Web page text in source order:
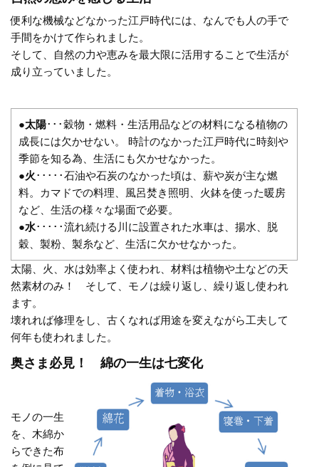
便利な機械などなかった江戸時代には、なんでも人の手で
手間をかけて作られました。
そして、自然の力や恵みを最大限に活用することで生活が
成り立っていました。
●太陽･･･穀物・燃料・生活用品などの材料になる植物の
成長には欠かせない。 時計のなかった江戸時代に時刻や
季節を知る為、生活にも欠かせなかった。
●火･････石油や石炭のなかった頃は、薪や炭が主な燃
料。カマドでの料理、風呂焚き照明、火鉢を使った暖房
など、生活の様々な場面で必要。
●水･････流れ続ける川に設置された水車は、揚水、脱
穀、製粉、製糸など、生活に欠かせなかった。
太陽、火、水は効率よく使われ、材料は植物や土などの天
然素材のみ！ そして、モノは繰り返し、繰り返し使われ
ます。
壊れれば修理をし、古くなれば用途を変えながら工夫して
何年も使われました。
奥さま必見！ 綿の一生は七変化
モノの一生
を、木綿か
らできた布